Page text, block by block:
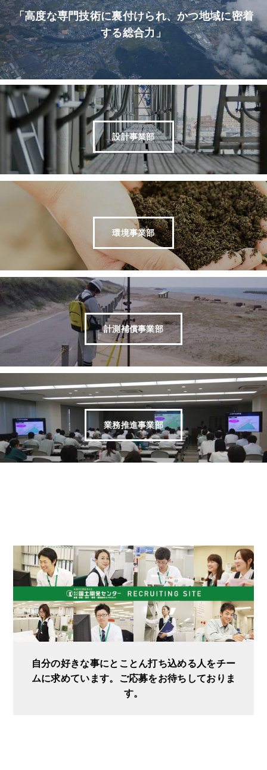
「高度な専門技術に裏付けられ、かつ地域に密着
する総合力」
設計事業部
環境事業部
計測補償事業部
業務推進事業部
自分の好きな事にとことん打ち込める人をチー
ムに求めています。ご応募をお待ちしておりま
す。